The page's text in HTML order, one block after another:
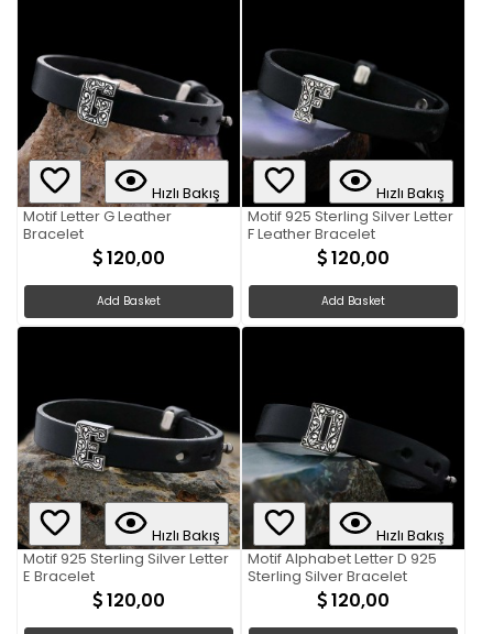
Hızlı Bakış
Motif Letter G Leather
Bracelet
120,00
Add Basket
Hızlı Bakış
Motif 925 Sterling Silver Letter
F Leather Bracelet
120,00
Add Basket
Hızlı Bakış
Motif 925 Sterling Silver Letter
E Bracelet
120,00
Hızlı Bakış
Motif Alphabet Letter D 925
Sterling Silver Bracelet
120,00